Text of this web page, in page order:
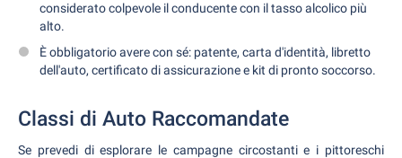
considerato colpevole il conducente con il tasso alcolico più
alto.
È obbligatorio avere con sé: patente, carta d'identità, libretto
dell'auto, certificato di assicurazione e kit di pronto soccorso.
Classi di Auto Raccomandate
Se prevedi di esplorare le campagne circostanti e i pittoreschi